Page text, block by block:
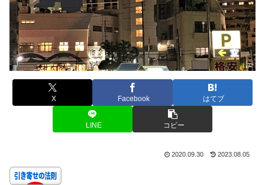
X Facebook はてブ
LINE コピー
2020.09.30 2023.08.05